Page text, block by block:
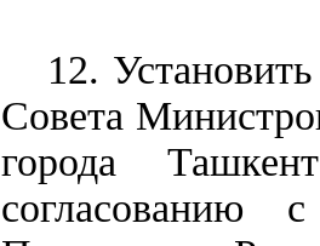
12.
Совета
города
согласованию